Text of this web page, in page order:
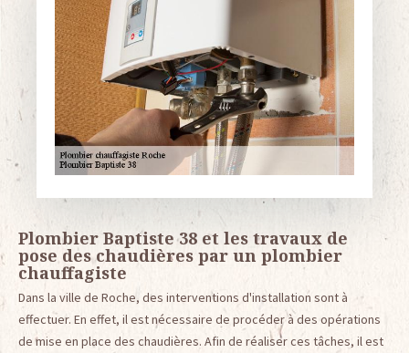
Plombier Baptiste 38 et les travaux de
pose des chaudières par un plombier
chauffagiste
Dans la ville de Roche, des interventions d'installation sont à
effectuer. En effet, il est nécessaire de procéder à des opérations
de mise en place des chaudières. Afin de réaliser ces tâches, il est